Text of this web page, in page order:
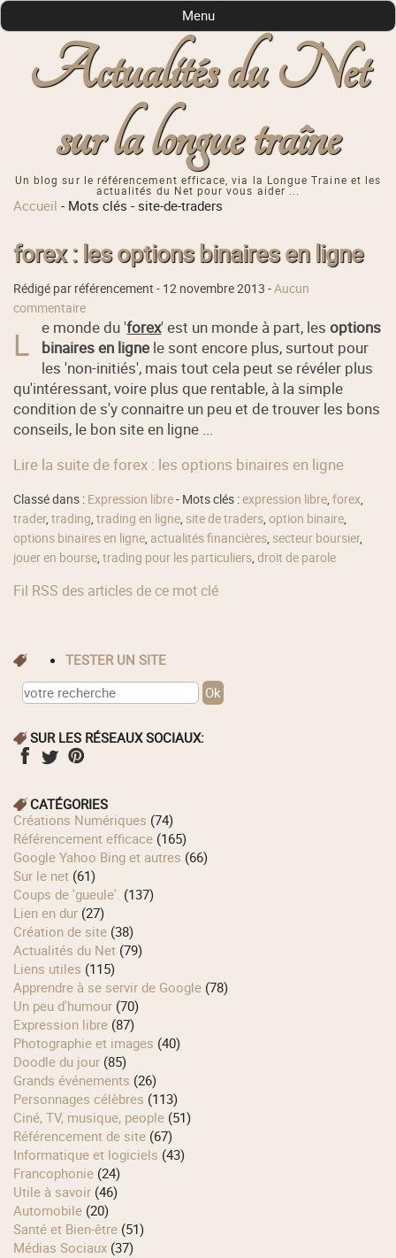
Actualités du Net
sur la longue traîne
Un blog sur le référencement efficace, via la Longue Traine et les
actualités du Net pour vous aider ...
Menu
Accueil - Mots clés -site-de-traders
forex : les options binaires en ligne
Rédigé par référencement - 12 novembre 2013 -Aucun
commentaire
L e monde du 'forex' est un monde à part, lesoptions
binaires en ligne le sont encore plus, surtout pour
les 'non-initiés', mais tout cela peut se révéler plus
qu'intéressant, voire plus que rentable, à la simple
condition de s'y connaitre un peu et de trouver les bons
conseils, le bon site en ligne ...
Lire la suite de forex : les options binaires en ligne
Classé dans : Expression libre- Mots clés :expression libre,forex,
trader,trading,trading en ligne, site de traders,option binaire,
options binaires en ligne, actualités financières, secteur boursier,
jouer en bourse,trading pour les particuliers,droit de parole
Fil RSS des articles de ce mot clé
TESTER UN SITE
SUR LES RÉSEAUX SOCIAUX:
CATÉGORIES
Créations Numériques (74)
Référencement efficace (165)
Google Yahoo Bing et autres (66)
Sur le net (61)
Coups de 'gueule'. (137)
Lien en dur (27)
Création de site (38)
Actualités du Net (79)
Liens utiles (115)
Apprendre à se servir de Google (78)
Un peu d'humour (70)
Expression libre (87)
Photographie et images (40)
Doodle du jour (85)
Grands événements (26)
Personnages célèbres (113)
Ciné, TV, musique, people (51)
Référencement de site (67)
Informatique et logiciels (43)
Francophonie (24)
Utile à savoir (46)
Automobile (20)
Santé et Bien-être (51)
Médias Sociaux (37)